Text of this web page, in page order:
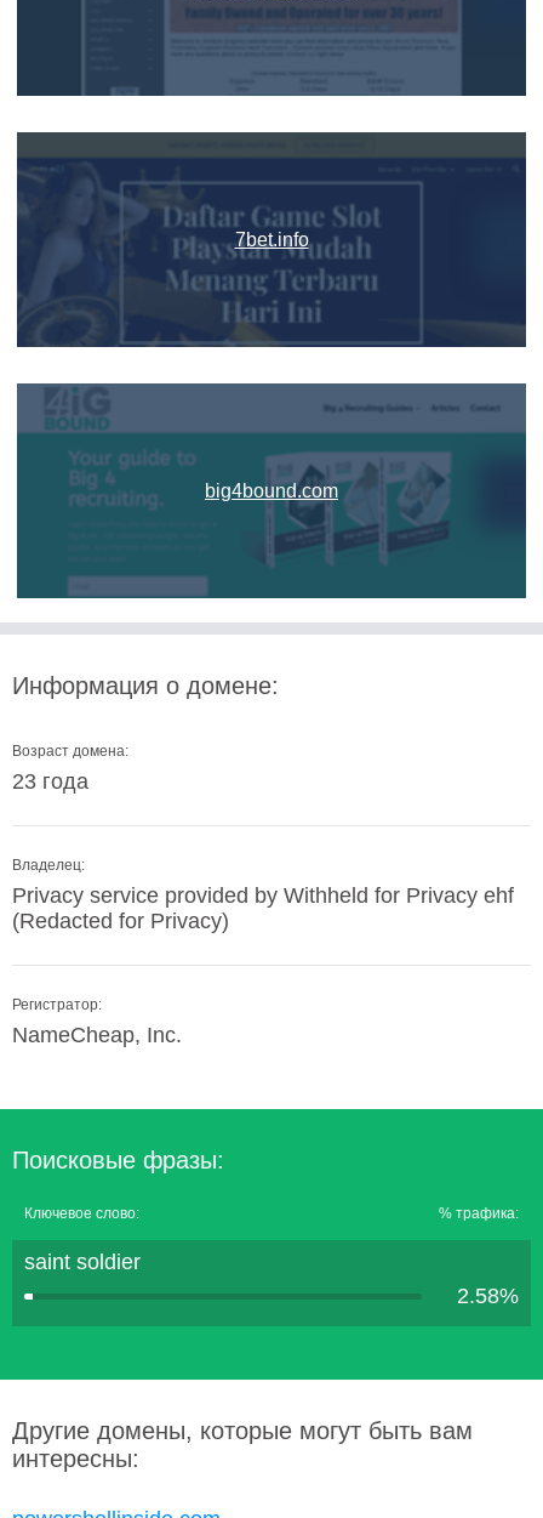
7bet.info
big4bound.com
Информация о домене:
Возраст домена:
23 года
Владелец:
Privacy service provided by Withheld for Privacy ehf
(Redacted for Privacy)
Регистратор:
NameCheap, Inc.
Поисковые фразы:
Ключевое слово: % трафика:
saint soldier
2.58%
Другие домены, которые могут быть вам
интересны: